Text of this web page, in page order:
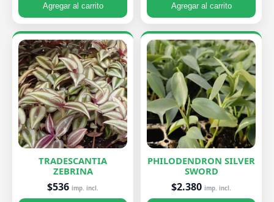
Agregar al carrito Agregar al carrito
TRADESCANTIA
ZEBRINA
$536 imp. incl.
PHILODENDRON SILVER
SWORD
$2.380 imp. incl.